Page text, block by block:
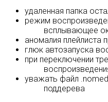
удаленная папка
режим
всплывающее
аномалия плейлиста
глюк автозапуска
при переключении
уважать файл
поддерева